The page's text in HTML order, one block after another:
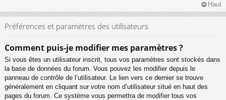
Haut
Préférences et paramètres des utilisateurs
Comment puis-je modifier mes paramètres ?
Si vous êtes un utilisateur inscrit, tous vos paramètres sont stockés dans
la base de données du forum. Vous pouvez les modifier depuis le
panneau de contrôle de l’utilisateur. Le lien vers ce dernier se trouve
généralement en cliquant sur votre nom d’utilisateur situé en haut des
pages du forum. Ce système vous permettra de modifier tous vos